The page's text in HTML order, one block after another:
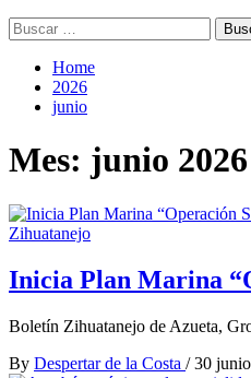
Buscar:
Home
2026
junio
Mes: junio 2026
Zihuatanejo
Inicia Plan Marina
Boletín Zihuatanejo de Azueta,
By Despertar de la Costa / 30